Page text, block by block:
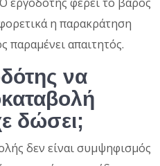
η παρακράτηση
παραμένει απαιτητός.
να
δώσει;
δεν είναι συμψηφισμός